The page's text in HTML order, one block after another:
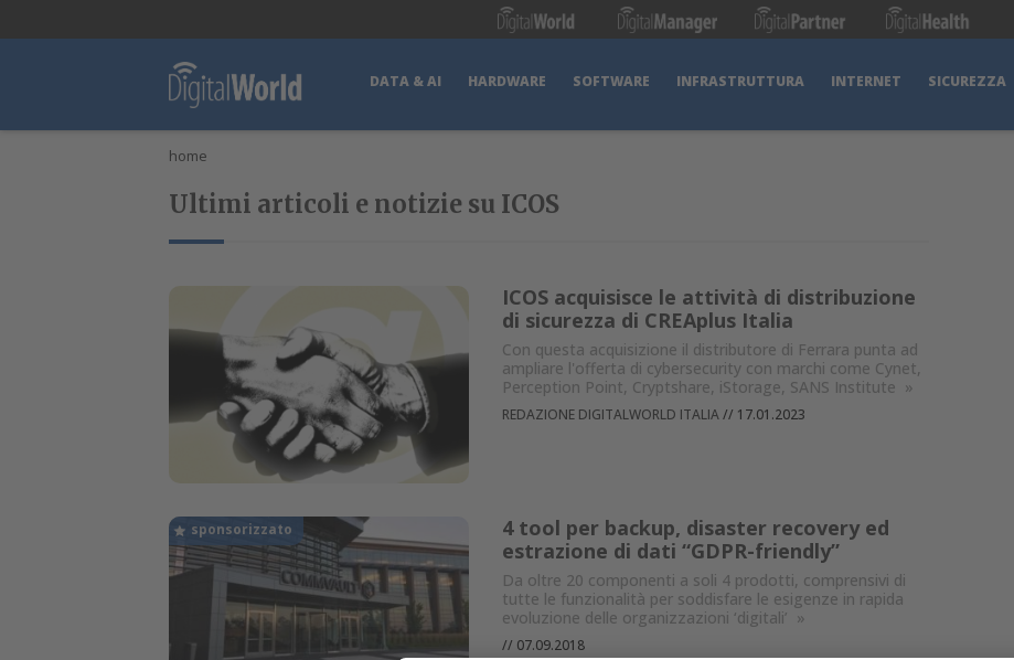
DATA & AI HARDWARE SOFTWARE INFRASTRUTTURA INTERNET SICUREZZA
home
Ultimi articoli e notizie su ICOS
ICOS acquisisce le attività di distribuzione
di sicurezza di CREAplus Italia
Con questa acquisizione il distributore di Ferrara punta ad
ampliare l'offerta di cybersecurity con marchi come Cynet,
Perception Point, Cryptshare, iStorage, SANS Institute »
REDAZIONE DIGITALWORLD ITALIA// 17.01.2023
4 tool per backup, disaster recovery ed
estrazione di dati “GDPR-friendly”
Da oltre 20 componenti a soli 4 prodotti, comprensivi di
tutte le funzionalità per soddisfare le esigenze in rapida
evoluzione delle organizzazioni ‘digitali’ »
// 07.09.2018